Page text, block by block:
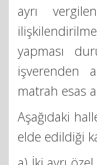
ayrı
yapması
işverenden
matrah esas
Aşağıdaki
elde edildiği